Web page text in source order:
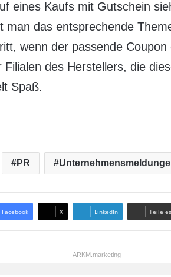
eines Kaufs mit Gutschein
man das entsprechende
wenn der passende
des Herstellers, die
Spaß.
PR
Facebook X LinkedIn Teile
ARKM.marketing